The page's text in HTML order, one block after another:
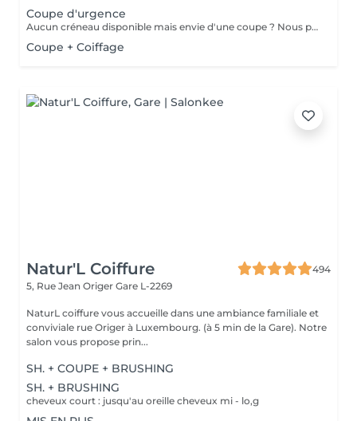
Coupe d'urgence
Aucun créneau disponible mais envie d'une coupe ? Nous pouvons vous proposer un rendez-vous avant ou après nos horaires, ou durant la pause. Pour cette prestation, merci de contacter directement le shop.
Coupe + Coiffage
Natur'L Coiffure
494
5, Rue Jean Origer Gare L-2269
NaturL coiffure vous accueille dans une ambiance familiale et
conviviale rue Origer à Luxembourg. (à 5 min de la Gare). Notre
salon vous propose prin...
SH. + COUPE + BRUSHING
SH. + BRUSHING
cheveux court : jusqu'au oreille cheveux mi - lo,g